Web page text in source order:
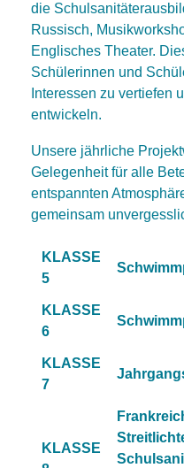
die
Russisch,
Englisches Theater.
Schülerinnen und
Interessen zu vertiefen
entwickeln.
Unsere jährliche
Gelegenheit für alle
entspannten
gemeinsam
KLASSE
5
KLASSE
6
KLASSE
7
KLASSE